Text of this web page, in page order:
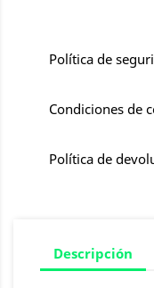
Política de
Condiciones de
Política de
Descripción